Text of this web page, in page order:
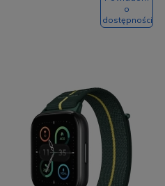
Blush Sport Band
o
dostępności